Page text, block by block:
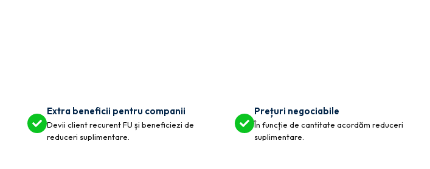
Extra beneficii pentru companii
Devii client recurent FU și beneficiezi de
reduceri suplimentare.
Prețuri negociabile
În funcție de cantitate acordăm reduceri
suplimentare.